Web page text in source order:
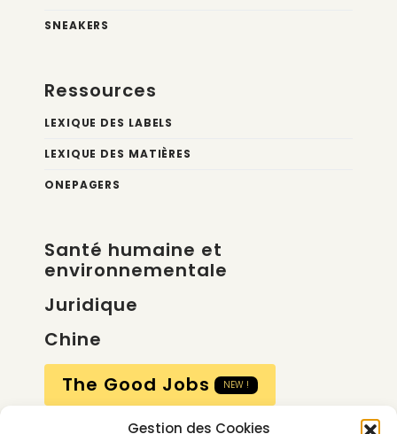
Gestion des Cookies
SNEAKERS
Ressources
LEXIQUE DES LABELS
LEXIQUE DES MATIÈRES
ONEPAGERS
Santé humaine et
environnementale
Juridique
Chine
The Good Jobs
NEW !